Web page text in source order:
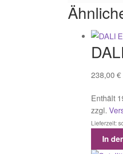
238,00€
Enthält
zzgl.
Lieferzeit:
In